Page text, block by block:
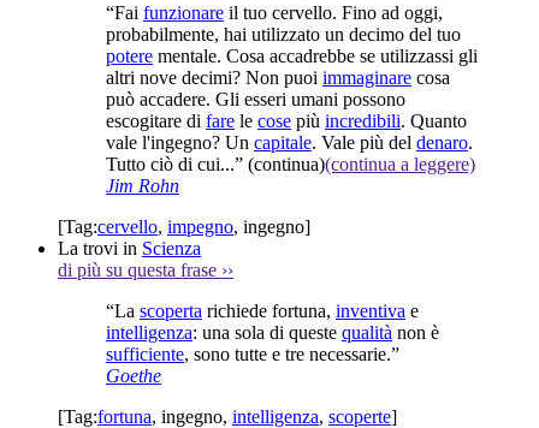
“Fai funzionare il tuo cervello. Fino ad oggi,
probabilmente, hai utilizzato un decimo del tuo
potere mentale. Cosa accadrebbe se utilizzassi gli
altri nove decimi? Non puoi immaginare cosa
può accadere. Gli esseri umani possono
escogitare di fare le cose più incredibili. Quanto
vale l'ingegno? Un capitale. Vale più del denaro.
Tutto ciò di cui...” (continua)(continua a leggere)
Jim Rohn
[Tag:cervello, impegno, ingegno]
La trovi in Scienza
di più su questa frase ››
“La scoperta richiede fortuna, inventiva e
intelligenza: una sola di queste qualità non è
sufficiente, sono tutte e tre necessarie.”
Goethe
[Tag:fortuna, ingegno, intelligenza, scoperte]